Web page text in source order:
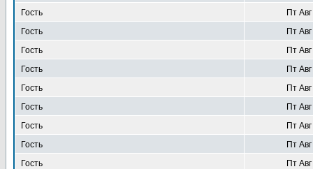
Гость
Пт
Гость
Пт
Гость
Пт
Гость
Пт
Гость
Пт
Гость
Пт
Гость
Пт
Гость
Пт
Гость
Пт